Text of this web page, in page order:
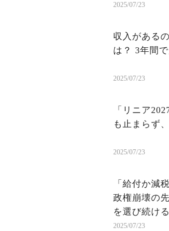
2025/07/23
収入がある
は？ 3年間
2025/07/23
「リニア
も止まらず
2025/07/23
「給付か減
政権崩壊の
を選び続け
2025/07/23